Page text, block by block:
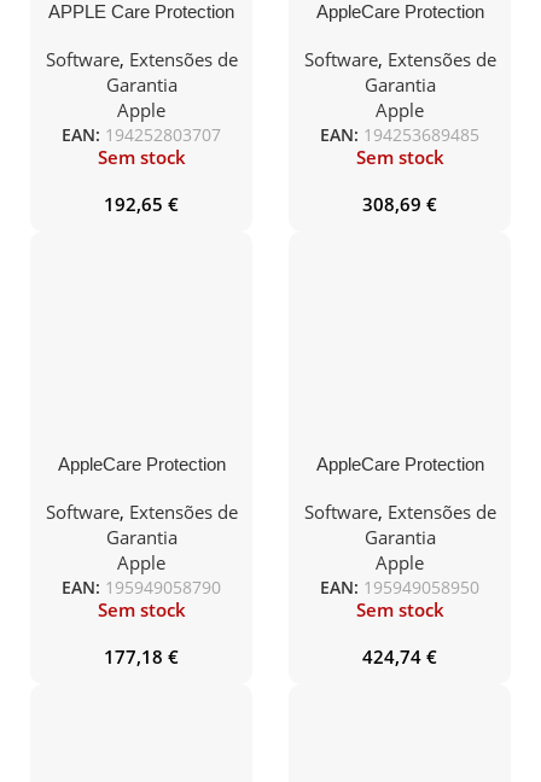
APPLE Care Protection
MacBook Pro (Intel)
Software, Extensões de
Garantia
Apple
EAN: 194252803707
Sem stock
192,65 €
AppleCare Protection
16P M2
Software, Extensões de
Garantia
Apple
EAN: 194253689485
Sem stock
308,69 €
AppleCare Protection
Air (M2)
Software, Extensões de
Garantia
Apple
EAN: 195949058790
Sem stock
177,18 €
AppleCare Protection
Software, Extensões de
Garantia
Apple
EAN: 195949058950
Sem stock
424,74 €